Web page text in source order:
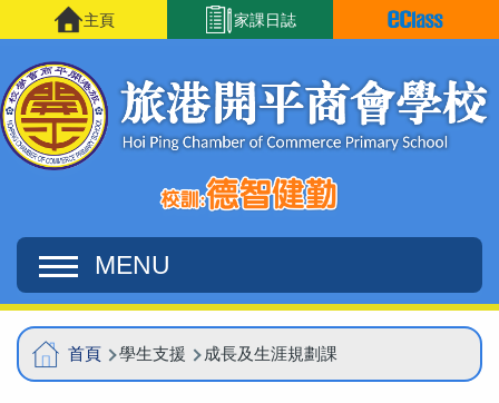
移至主內容 家課日誌
主頁
MENU
Main
navigation
導
航
首頁 學生支援 成長及生涯規劃課